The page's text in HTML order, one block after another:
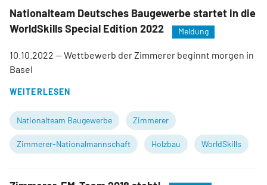
Nationalteam Deutsches Baugewerbe startet in die
WorldSkills Special Edition 2022
Meldung
10.10.2022 — Wettbewerb der Zimmerer beginnt morgen in
Basel
WEITERLESEN
Nationalteam Baugewerbe Zimmerer
Zimmerer-Nationalmannschaft Holzbau WorldSkills